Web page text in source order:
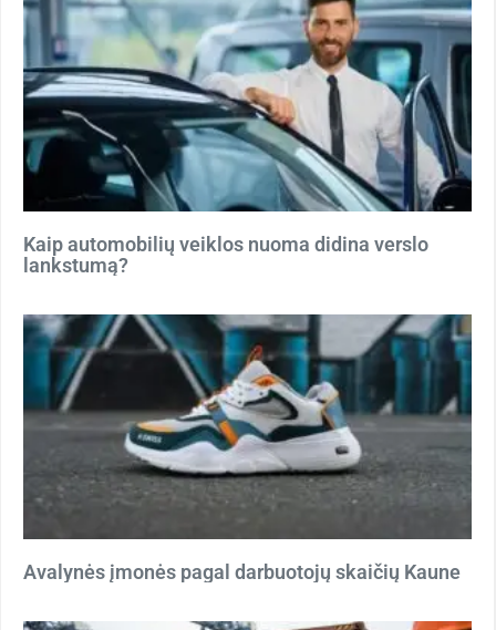
Kaip automobilių veiklos nuoma didina verslo
lankstumą?
Avalynės įmonės pagal darbuotojų skaičių Kaune